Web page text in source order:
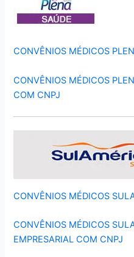
CONVÊNIOS MÉDICOS
CONVÊNIOS MÉDICOS
COM CNPJ
CONVÊNIOS MÉDICOS
CONVÊNIOS MÉDICOS
EMPRESARIAL COM CNPJ